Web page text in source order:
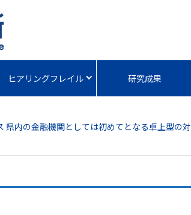
ヒアリングフレイル 研究成果
県内の金融機関としては初めてとなる卓上型の